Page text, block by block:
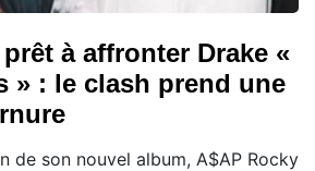
à affronter Drake «
» : le clash prend une
de son nouvel album, A$AP Rocky